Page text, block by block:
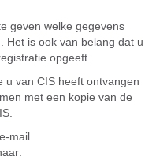
geven welke gegevens
Het is ook van belang dat u
opgeeft.
u van CIS heeft ontvangen
met een kopie van de
mail